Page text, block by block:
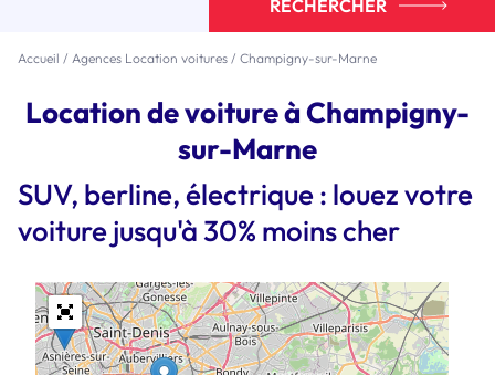
RECHERCHER
Accueil / Agences Location voitures / Champigny-sur-Marne
Location de voiture à Champigny-
sur-Marne
SUV, berline, électrique : louez votre
voiture jusqu'à 30% moins cher